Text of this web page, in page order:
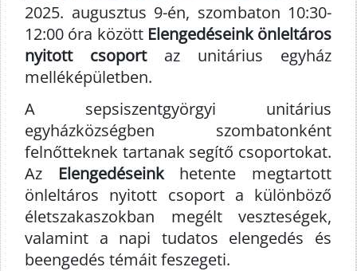
2025. augusztus 9-én, szombaton 10:30-
12:00 óra között Elengedéseink önleltáros
nyitott csoportaz unitárius egyház
melléképületben.
A sepsiszentgyörgyi unitárius
egyházközségben szombatonként
felnőtteknek tartanak segítő csoportokat.
Az Elengedéseinkhetente megtartott
önleltáros nyitott csoport a különböző
életszakaszokban megélt veszteségek,
valamint a napi tudatos elengedés és
beengedés témáit feszegeti.